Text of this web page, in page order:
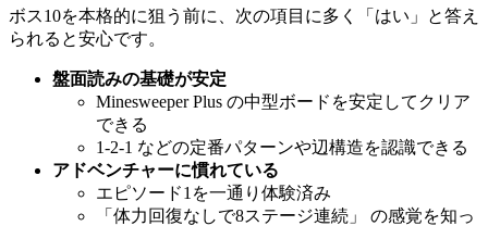
ボス10を本格的に狙う前に、次の項目に多く「はい」と答え
られると安心です。
盤面読みの基礎が安定
Minesweeper Plus の中型ボードを安定してクリア
できる
1‑2‑1 などの定番パターンや辺構造を認識できる
アドベンチャーに慣れている
エピソード1を一通り体験済み
「体力回復なしで8ステージ連続」 の感覚を知っ